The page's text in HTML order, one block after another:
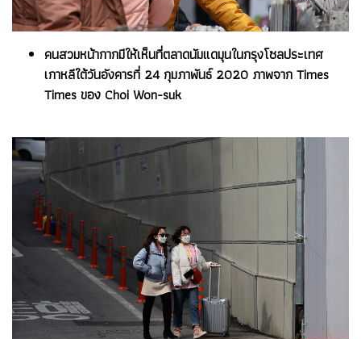
คนสวมหน้ากากมีให้เห็นที่ตลาดนัมแดมุนในกรุงโซลประเทศ
เกาหลีใต้วันอังคารที่ 24 กุมภาพันธ์ 2020 ภาพจาก Times
Times ของ Choi Won-suk